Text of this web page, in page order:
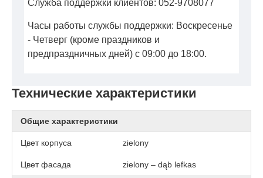
Технические характеристики
Общие характеристики
Цвет корпуса zielony
Цвет фасада zielony – dąb lefkas
Служба поддержки клиентов: 052-9708077
Часы работы службы поддержки: Воскресенье
- Четверг (кроме праздников и
предпраздничных дней) с 09:00 до 18:00.